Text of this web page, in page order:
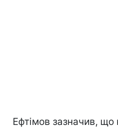
Ефтімов зазначив, що